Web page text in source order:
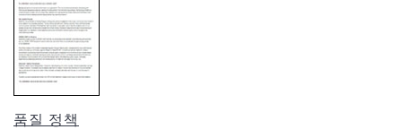
품질 정책